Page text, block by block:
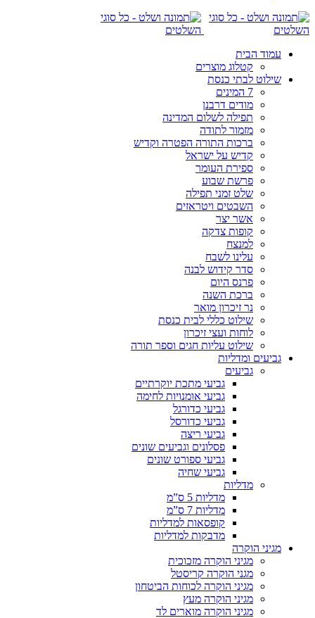
עמוד הבית
קטלוג מוצרים
שילוט לבתי כנסת
7 המינים
מודים דרבנן
תפילה לשלום המדינה
מזמור לתודה
ברכות התורה הפטרה וקדיש
קדיש על ישראל
ספירת העומר
פרשת שבוע
שלט זמני תפילה
השבטים ויטראזים
אשר יצר
קופות צדקה
למנצח
עלינו לשבח
סדר קידוש לבנה
פרנס היום
ברכת השנה
נר זיכרון מואר
שילוט כללי לבית כנסת
לוחות ועצי זיכרון
שילוט עליות חגים וספר תורה
גביעים ומדליות
גביעים
גביעי מתכת יוקרתיים
גביעי אומנויות לחימה
גביעי כדורגל
גביעי כדורסל
גביעי ריצה
פסלונים וגביעים שונים
גביעי ספורט שונים
גביעי שחיה
מדליות
מדליות 5 ס”מ
מדליות 7 ס”מ
קופסאות למדליות
מדבקות למדליות
מגיני הוקרה
מגיני הוקרה מזכוכית
מגני הוקרה קריסטל
מגיני הוקרה לכוחות הביטחון
מגיני הוקרה מעץ
מגיני הוקרה מוארים לד